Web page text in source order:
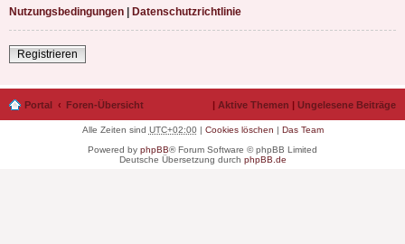
Nutzungsbedingungen | Datenschutzrichtlinie
Registrieren
Portal Foren-Übersicht | Aktive Themen | Ungelesene Beiträge
Alle Zeiten sind UTC+02:00| Cookies löschen | Das Team
Powered by phpBB® Forum Software © phpBB Limited
Deutsche Übersetzung durch phpBB.de